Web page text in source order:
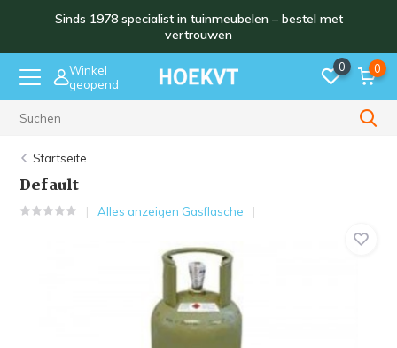
Sinds 1978 specialist in tuinmeubelen – bestel met
vertrouwen
Winkel
geopend
0 0
Startseite
Default
Alles anzeigen Gasflasche